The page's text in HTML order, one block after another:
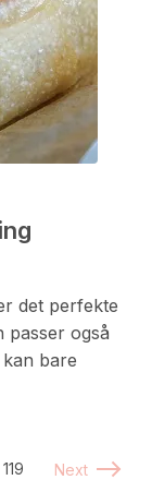
det perfekte
passer også
bare
119 Next